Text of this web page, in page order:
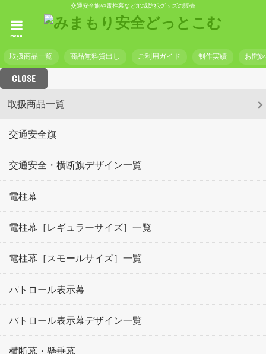
交通安全旗や電柱幕など地域防犯グッズの販売
menu
取扱商品一覧 商品無料貸出し ご利用ガイド 制作実績 お問
CLOSE
取扱商品一覧
交通安全旗
交通安全・横断旗デザイン一覧
電柱幕
電柱幕［レギュラーサイズ］一覧
電柱幕［スモールサイズ］一覧
パトロール表示幕
パトロール表示幕デザイン一覧
横断幕・懸垂幕